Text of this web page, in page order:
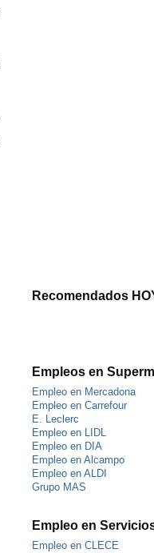
Recomendados
Empleos en
Empleo en Mercadona
Empleo en Carrefour
E. Leclerc
Empleo en LIDL
Empleo en DIA
Empleo en Alcampo
Empleo en ALDI
Grupo MAS
Empleo en
Empleo en CLECE